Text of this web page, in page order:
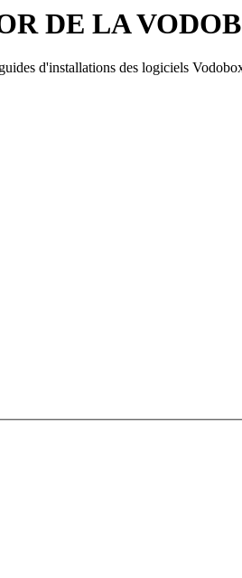
DE LA
d'installations des logiciels